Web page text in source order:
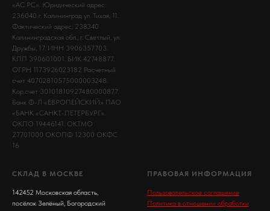
«АС РС». Юридический адрес:
236040 г. Калининград ул. Тихая, 11.
Фактический адрес: 238340
Калининградская обл., г. Светлый, ул.
Дружбы, 17. ИНН 3906357703.
КПП 390601001. БИК 42748877.
ОГРН 1173926023182 Расчетный
счет 40702810575000003248.
Кор.счет 30101810927480000877.
Банк Ф-Л «ЕВРОПЕЙСКИЙ» ПАО
«БАНК «САНКТ-ПЕТЕРБУРГ».
ОКПО 19446141. ОКТМО
27701000 ОКОПФ 12300 ОКФС
16
СКЛАД В МОСКВЕ
142452 Московская область,
посёлок Зелёный, Богородский
ПРАВОВАЯ ИНФОРМАЦИЯ
Пользовательское соглашение
Политика в отношении обработки